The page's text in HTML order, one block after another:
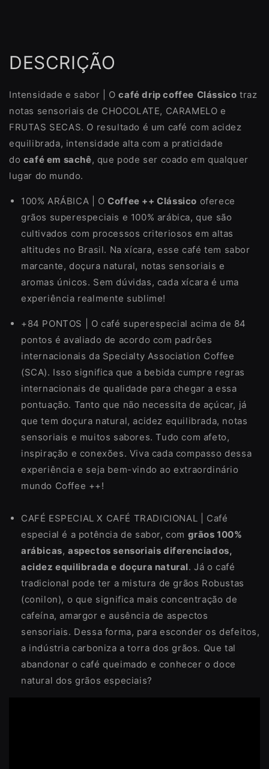
DESCRIÇÃO
Intensidade e sabor | Ocafé drip coffee Clássico traz
notas sensoriais de CHOCOLATE, CARAMELO e
FRUTAS SECAS. O resultado é um café com acidez
equilibrada, intensidade alta com a praticidade
do café em sachê, que pode ser coado em qualquer
lugar do mundo.
100% ARÁBICA | OCoffee ++ Clássico oferece
grãos superespeciais e 100% arábica, que são
cultivados com processos criteriosos em altas
altitudes no Brasil. Na xícara, esse café tem sabor
marcante, doçura natural, notas sensoriais e
aromas únicos. Sem dúvidas, cada xícara é uma
experiência realmente sublime!
+84 PONTOS | O café superespecial acima de 84
pontos é avaliado de acordo com padrões
internacionais da Specialty Association Coffee
(SCA). Isso significa que a bebida cumpre regras
internacionais de qualidade para chegar a essa
pontuação. Tanto que não necessita de açúcar, já
que tem doçura natural, acidez equilibrada, notas
sensoriais e muitos sabores. Tudo com afeto,
inspiração e conexões. Viva cada compasso dessa
experiência e seja bem-vindo ao extraordinário
mundo Coffee ++!
CAFÉ ESPECIAL X CAFÉ TRADICIONAL | Café
especial é a potência de sabor, com grãos 100%
arábicas,aspectos sensoriais diferenciados,
acidez equilibrada e doçura natural. Já o café
tradicional pode ter a mistura de grãos Robustas
(conilon), o que significa mais concentração de
cafeína, amargor e ausência de aspectos
sensoriais. Dessa forma, para esconder os defeitos,
a indústria carboniza a torra dos grãos. Que tal
abandonar o café queimado e conhecer o doce
natural dos grãos especiais?